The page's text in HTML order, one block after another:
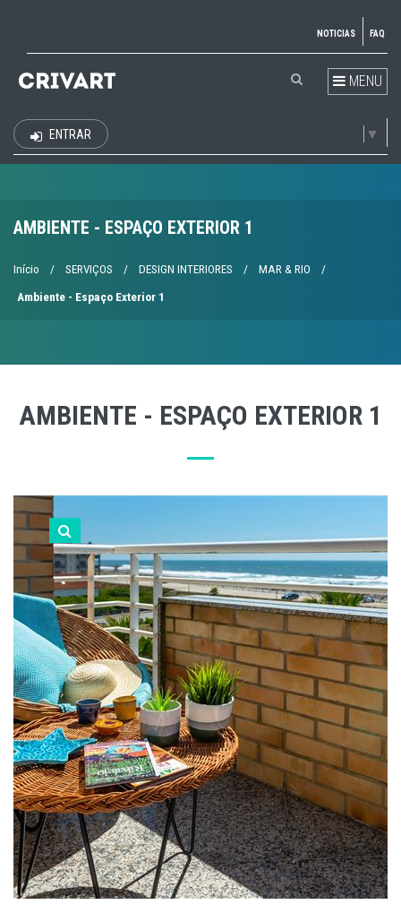
NOTICIAS FAQ
MENU
▼
ENTRAR
AMBIENTE - ESPAÇO EXTERIOR 1
Início / SERVIÇOS / DESIGN INTERIORES / MAR & RIO /
Ambiente - Espaço Exterior 1
AMBIENTE - ESPAÇO EXTERIOR 1